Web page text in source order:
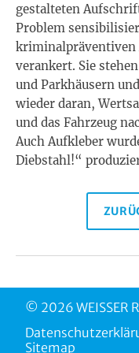
gestalteten
Problem
kriminalpräventiven
verankert. Sie
und Parkhäusern
wieder daran,
und das Fahrzeug
Auch Aufkleber
Diebstahl!“
© 2026 WEISSER
Sitemap